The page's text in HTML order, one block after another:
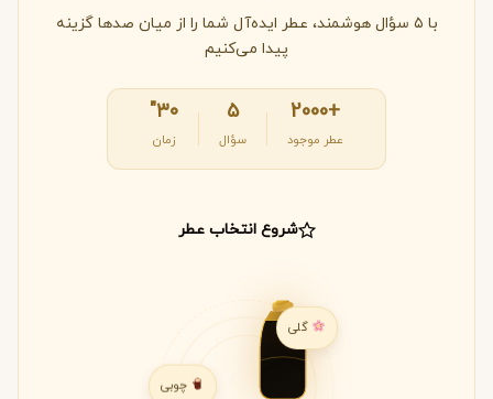
با ۵ سؤال هوشمند، عطر ایده‌آل شما را از میان صدها گزینه
پیدا می‌کنیم
+2000
عطر موجود
۵
سؤال
۳۰"
زمان
شروع انتخاب عطر
گلی
چوبی